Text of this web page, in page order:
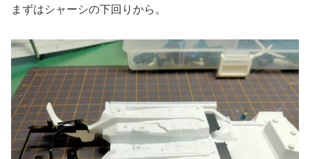
まずはシャーシの下回りから。